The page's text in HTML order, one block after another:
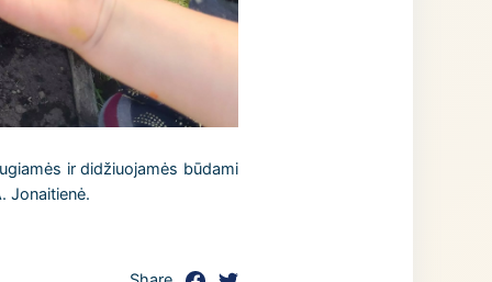
ir didžiuojamės būdami
Jonaitienė.